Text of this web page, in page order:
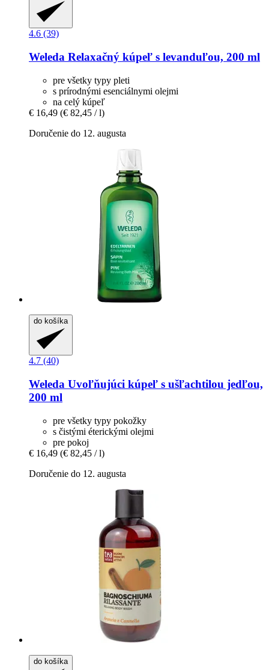
4.6 (39)
Weleda Relaxačný kúpeľ s levanduľou, 200 ml
pre všetky typy pleti
s prírodnými esenciálnymi olejmi
na celý kúpeľ
€ 16,49 (€ 82,45 / l)
Doručenie do 12. augusta
do košíka
4.7 (40)
Weleda Uvoľňujúci kúpeľ s ušľachtilou jedľou,
200 ml
pre všetky typy pokožky
s čistými éterickými olejmi
pre pokoj
€ 16,49 (€ 82,45 / l)
Doručenie do 12. augusta
do košíka